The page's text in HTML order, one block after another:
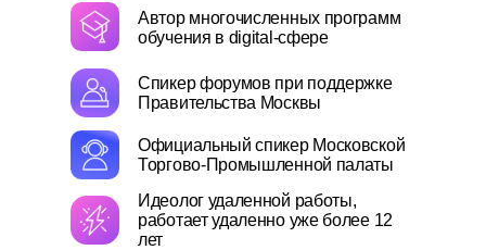
Автор многочисленных программ
обучения в digital-сфере
Спикер форумов при поддержке
Правительства Москвы
Официальный спикер Московской
Торгово-Промышленной палаты
Идеолог удаленной работы,
работает удаленно уже более 12
лет